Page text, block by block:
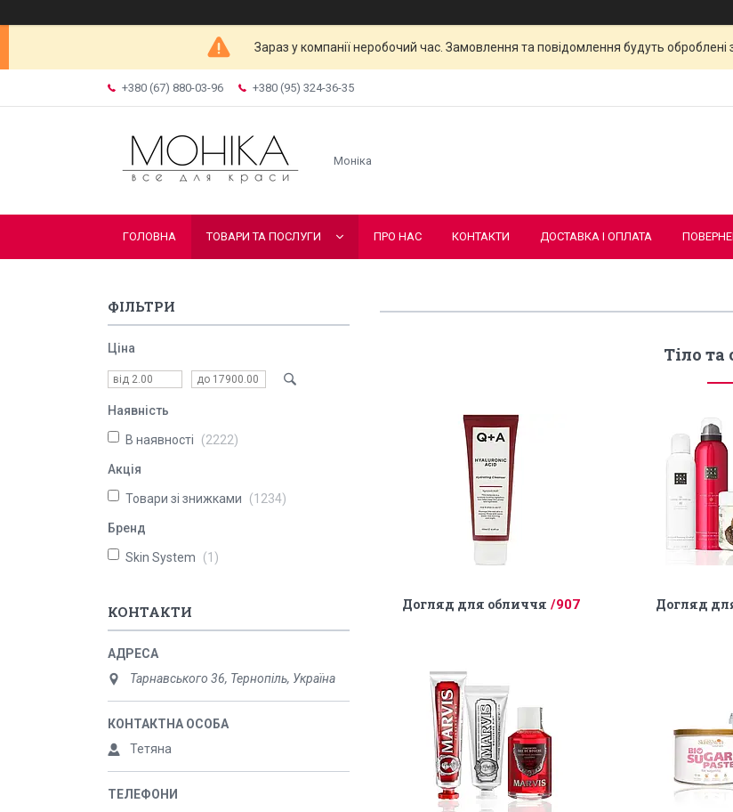
Зараз у компанії неробочий час. Замовлення та повідомлення будуть
+380 (67) 880-03-96 +380 (95) 324-36-35
Моніка
ГОЛОВНА ТОВАРИ ТА ПОСЛУГИ ПРО НАС КОНТАКТИ ДОСТАВКА І ОПЛАТА
Тіло
Догляд для обличчя 907 Догляд
ФІЛЬТРИ
Ціна
Наявність
В наявності 2222
Акція
Товари зі знижками 1234
Бренд
Skin System 1
КОНТАКТИ
Тарнавського 36, Тернопіль, Україна
Тетяна